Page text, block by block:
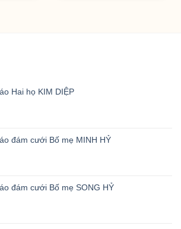
Hai họ KIM DIỆP
đám cưới Bố mẹ MINH HỶ
đám cưới Bố mẹ SONG HỶ